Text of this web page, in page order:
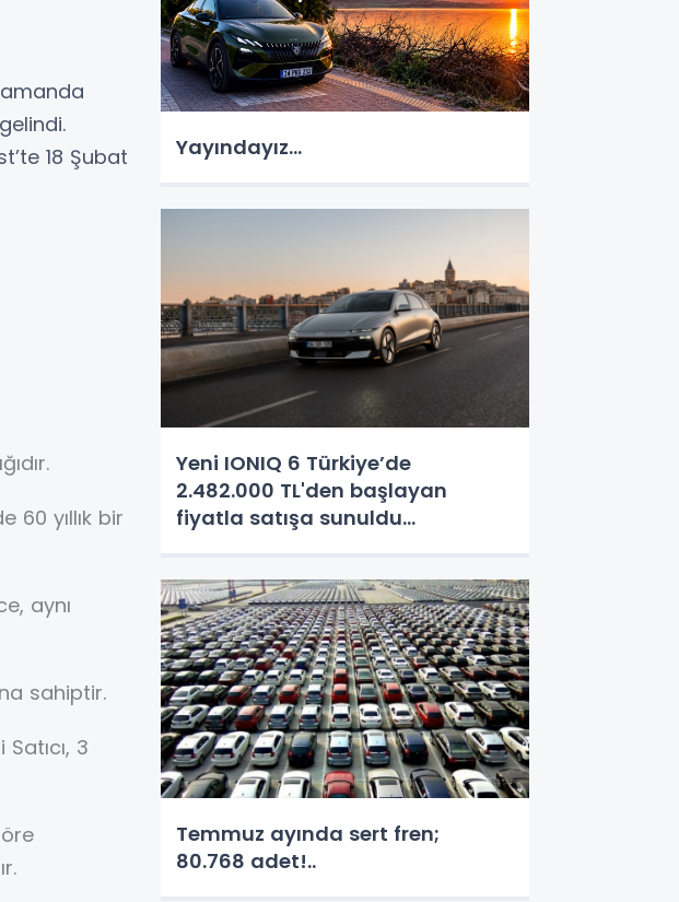
18 Şubat
60 yıllık bir
aynı
sahiptir.
3
Yayındayız...
Yeni IONIQ 6 Türkiye’de
2.482.000 TL'den başlayan
fiyatla satışa sunuldu...
Temmuz ayında sert fren;
80.768 adet!..